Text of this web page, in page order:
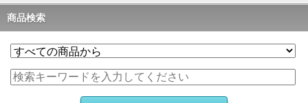
商品検索